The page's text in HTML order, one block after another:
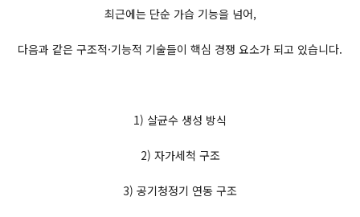
최근에는 단순 가습 기능을 넘어,
다음과 같은 구조적·기능적 기술들이 핵심 경쟁 요소가 되고 있습니다.
1) 살균수 생성 방식
2) 자가세척 구조
3) 공기청정기 연동 구조